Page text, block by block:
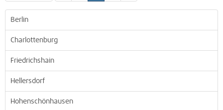
Berlin
Charlottenburg
Friedrichshain
Hellersdorf
Hohenschönhausen